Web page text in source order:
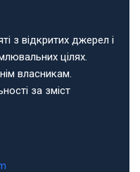
з відкритих джерел і
цілях.
власникам.
за зміст